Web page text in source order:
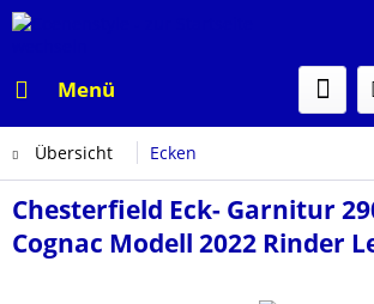
Menü
Übersicht Ecken
Chesterfield Eck- Garnitur
Cognac Modell 2022 Rinder